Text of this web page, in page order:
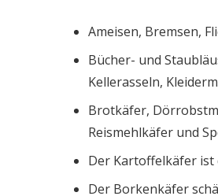
Ameisen, Bremsen,
Bücher- und
Kellerasseln,
Brotkäfer,
Reismehlkäfer und
Der Kartoffelkäfer ist
Der Borkenkäfer